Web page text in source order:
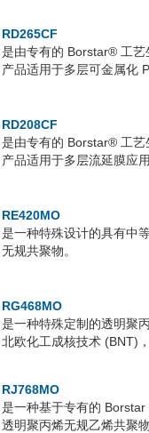
RD265CF
是由专有的 Borstar® 工艺
产品适用于多层可金属化
RD208CF
是由专有的 Borstar® 工艺
产品适用于多层流延膜应
RE420MO
是一种特殊设计的具有中
无规共聚物。
RG468MO
是一种特殊定制的透明聚
北欧化工成核技术 (BNT)
RJ768MO
是一种基于专有的
透明聚丙烯无规乙烯共聚